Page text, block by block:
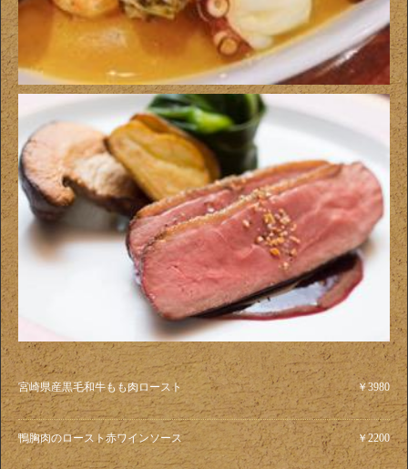
宮崎県産黒毛和牛もも肉ロースト ￥3980
鴨胸肉のロースト赤ワインソース ￥2200